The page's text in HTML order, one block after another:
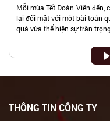
Mỗi mùa Tết Đoàn Viên đến,
lại đối mặt với một bài toán
quà vừa thể hiện sự trân
THÔNG TIN CÔNG TY